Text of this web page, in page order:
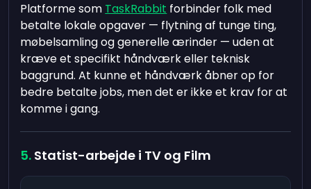
Platforme som TaskRabbit forbinder folk med
betalte lokale opgaver — flytning af tunge ting,
møbelsamling og generelle ærinder — uden at
kræve et specifikt håndværk eller teknisk
baggrund. At kunne et håndværk åbner op for
bedre betalte jobs, men det er ikke et krav for at
komme i gang.
Statist-arbejde i TV og Film